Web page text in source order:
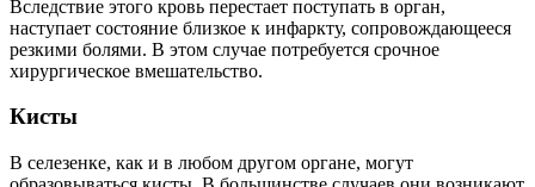
Вследствие этого кровь перестает поступать в орган,
наступает состояние близкое к инфаркту, сопровождающееся
резкими болями. В этом случае потребуется срочное
хирургическое вмешательство.
Кисты
В селезенке, как и в любом другом органе, могут